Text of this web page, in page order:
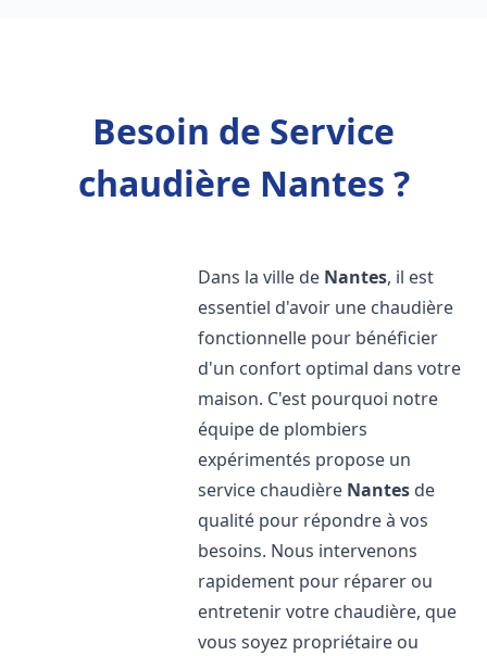
Besoin de Service
chaudière Nantes ?
Dans la ville de Nantes, il est
essentiel d'avoir une chaudière
fonctionnelle pour bénéficier
d'un confort optimal dans votre
maison. C'est pourquoi notre
équipe de plombiers
expérimentés propose un
service chaudière Nantes de
qualité pour répondre à vos
besoins. Nous intervenons
rapidement pour réparer ou
entretenir votre chaudière, que
vous soyez propriétaire ou